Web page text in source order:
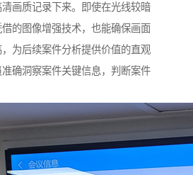
画质记录下来。即使在光线较暗
的图像增强技术，也能确保画面
为后续案件分析提供价值的直观
确洞察案件关键信息，判断案件